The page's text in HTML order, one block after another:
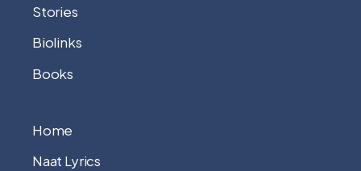
Stories
Biolinks
Books
Home
Naat Lyrics